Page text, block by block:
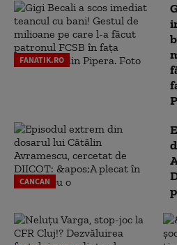
FANATIK.RO
CANCAN